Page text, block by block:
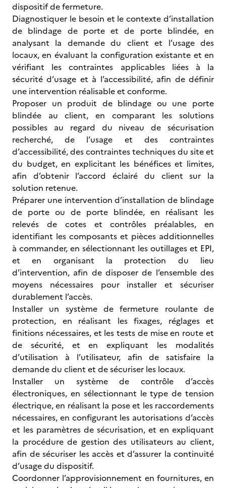
dispositif de fermeture.
Diagnostiquer le besoin et le contexte d’installation
de blindage de porte et de porte blindée, en
analysant la demande du client et l’usage des
locaux, en évaluant la configuration existante et en
vérifiant les contraintes applicables liées à la
sécurité d’usage et à l’accessibilité, afin de définir
une intervention réalisable et conforme.
Proposer un produit de blindage ou une porte
blindée au client, en comparant les solutions
possibles au regard du niveau de sécurisation
recherché, de l’usage et des contraintes
d’accessibilité, des contraintes techniques du site et
du budget, en explicitant les bénéfices et limites,
afin d’obtenir l’accord éclairé du client sur la
solution retenue.
Préparer une intervention d’installation de blindage
de porte ou de porte blindée, en réalisant les
relevés de cotes et contrôles préalables, en
identifiant les composants et pièces additionnelles
à commander, en sélectionnant les outillages et EPI,
et en organisant la protection du lieu
d’intervention, afin de disposer de l’ensemble des
moyens nécessaires pour installer et sécuriser
durablement l’accès.
Installer un système de fermeture roulante de
protection, en réalisant les fixages, réglages et
finitions nécessaires, et les tests de mise en route et
de sécurité, et en expliquant les modalités
d’utilisation à l’utilisateur, afin de satisfaire la
demande du client et de sécuriser les locaux.
Installer un système de contrôle d’accès
électroniques, en sélectionnant le type de tension
électrique, en réalisant la pose et les raccordements
nécessaires, en configurant les autorisations d’accès
et les paramètres de sécurisation, et en expliquant
la procédure de gestion des utilisateurs au client,
afin de sécuriser les accès et d’assurer la continuité
d’usage du dispositif.
Coordonner l’approvisionnement en fournitures, en